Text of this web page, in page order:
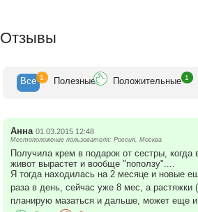
Отзывы
Все 1 Полезные Положительные 1
Анна 01.03.2015 12:48
Местоположение пользователя: Россия, Москва
Получила крем в подарок от сестры,
живот вырастет и вообще "поползу"....
Я тогда находилась на 2 месяце и новые
раза в день, сейчас уже 8 мес, а растяжки
планирую мазаться и дальше, может еще